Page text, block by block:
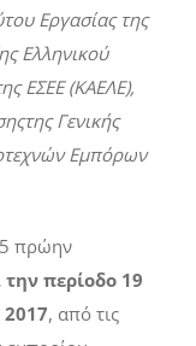
Εργασίας της
Ελληνικού
ΕΣΕΕ (ΚΑΕΛΕ),
της Γενικής
Εμπόρων
πρώην
την περίοδο 19
2017, από τις